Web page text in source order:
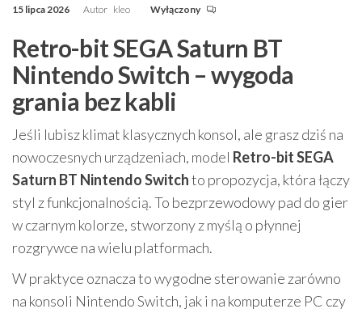
15 lipca 2026 Autor kleo Wyłączony
Retro-bit SEGA Saturn BT
Nintendo Switch – wygoda
grania bez kabli
Jeśli lubisz klimat klasycznych konsol, ale grasz dziś na
nowoczesnych urządzeniach, model Retro-bit SEGA
Saturn BT Nintendo Switchto propozycja, która łączy
styl z funkcjonalnością. To bezprzewodowy pad do gier
w czarnym kolorze, stworzony z myślą o płynnej
rozgrywce na wielu platformach.
W praktyce oznacza to wygodne sterowanie zarówno
na konsoli Nintendo Switch, jak i na komputerze PC czy